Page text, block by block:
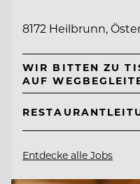
8172 Heilbrunn,
WIR BITTEN ZU
AUF
Entdecke alle Jobs